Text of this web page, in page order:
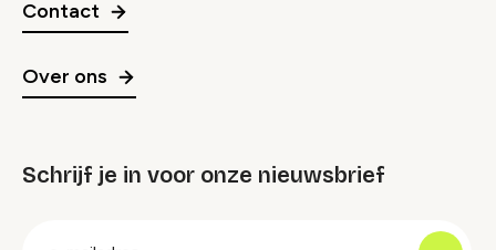
Contact
Over ons
Schrijf je in voor onze nieuwsbrief